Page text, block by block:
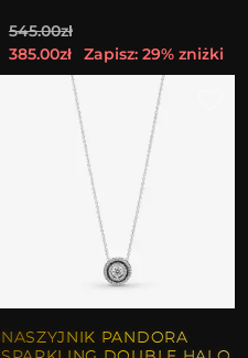
545.00zł
385.00zł
Zapisz: 29% zniżki
NASZYJNIK PANDORA